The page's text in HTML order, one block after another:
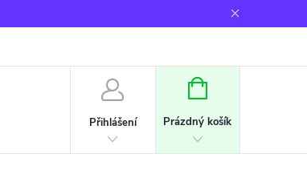
Přihlášení
NÁKUPNÍ
Prázdný košík